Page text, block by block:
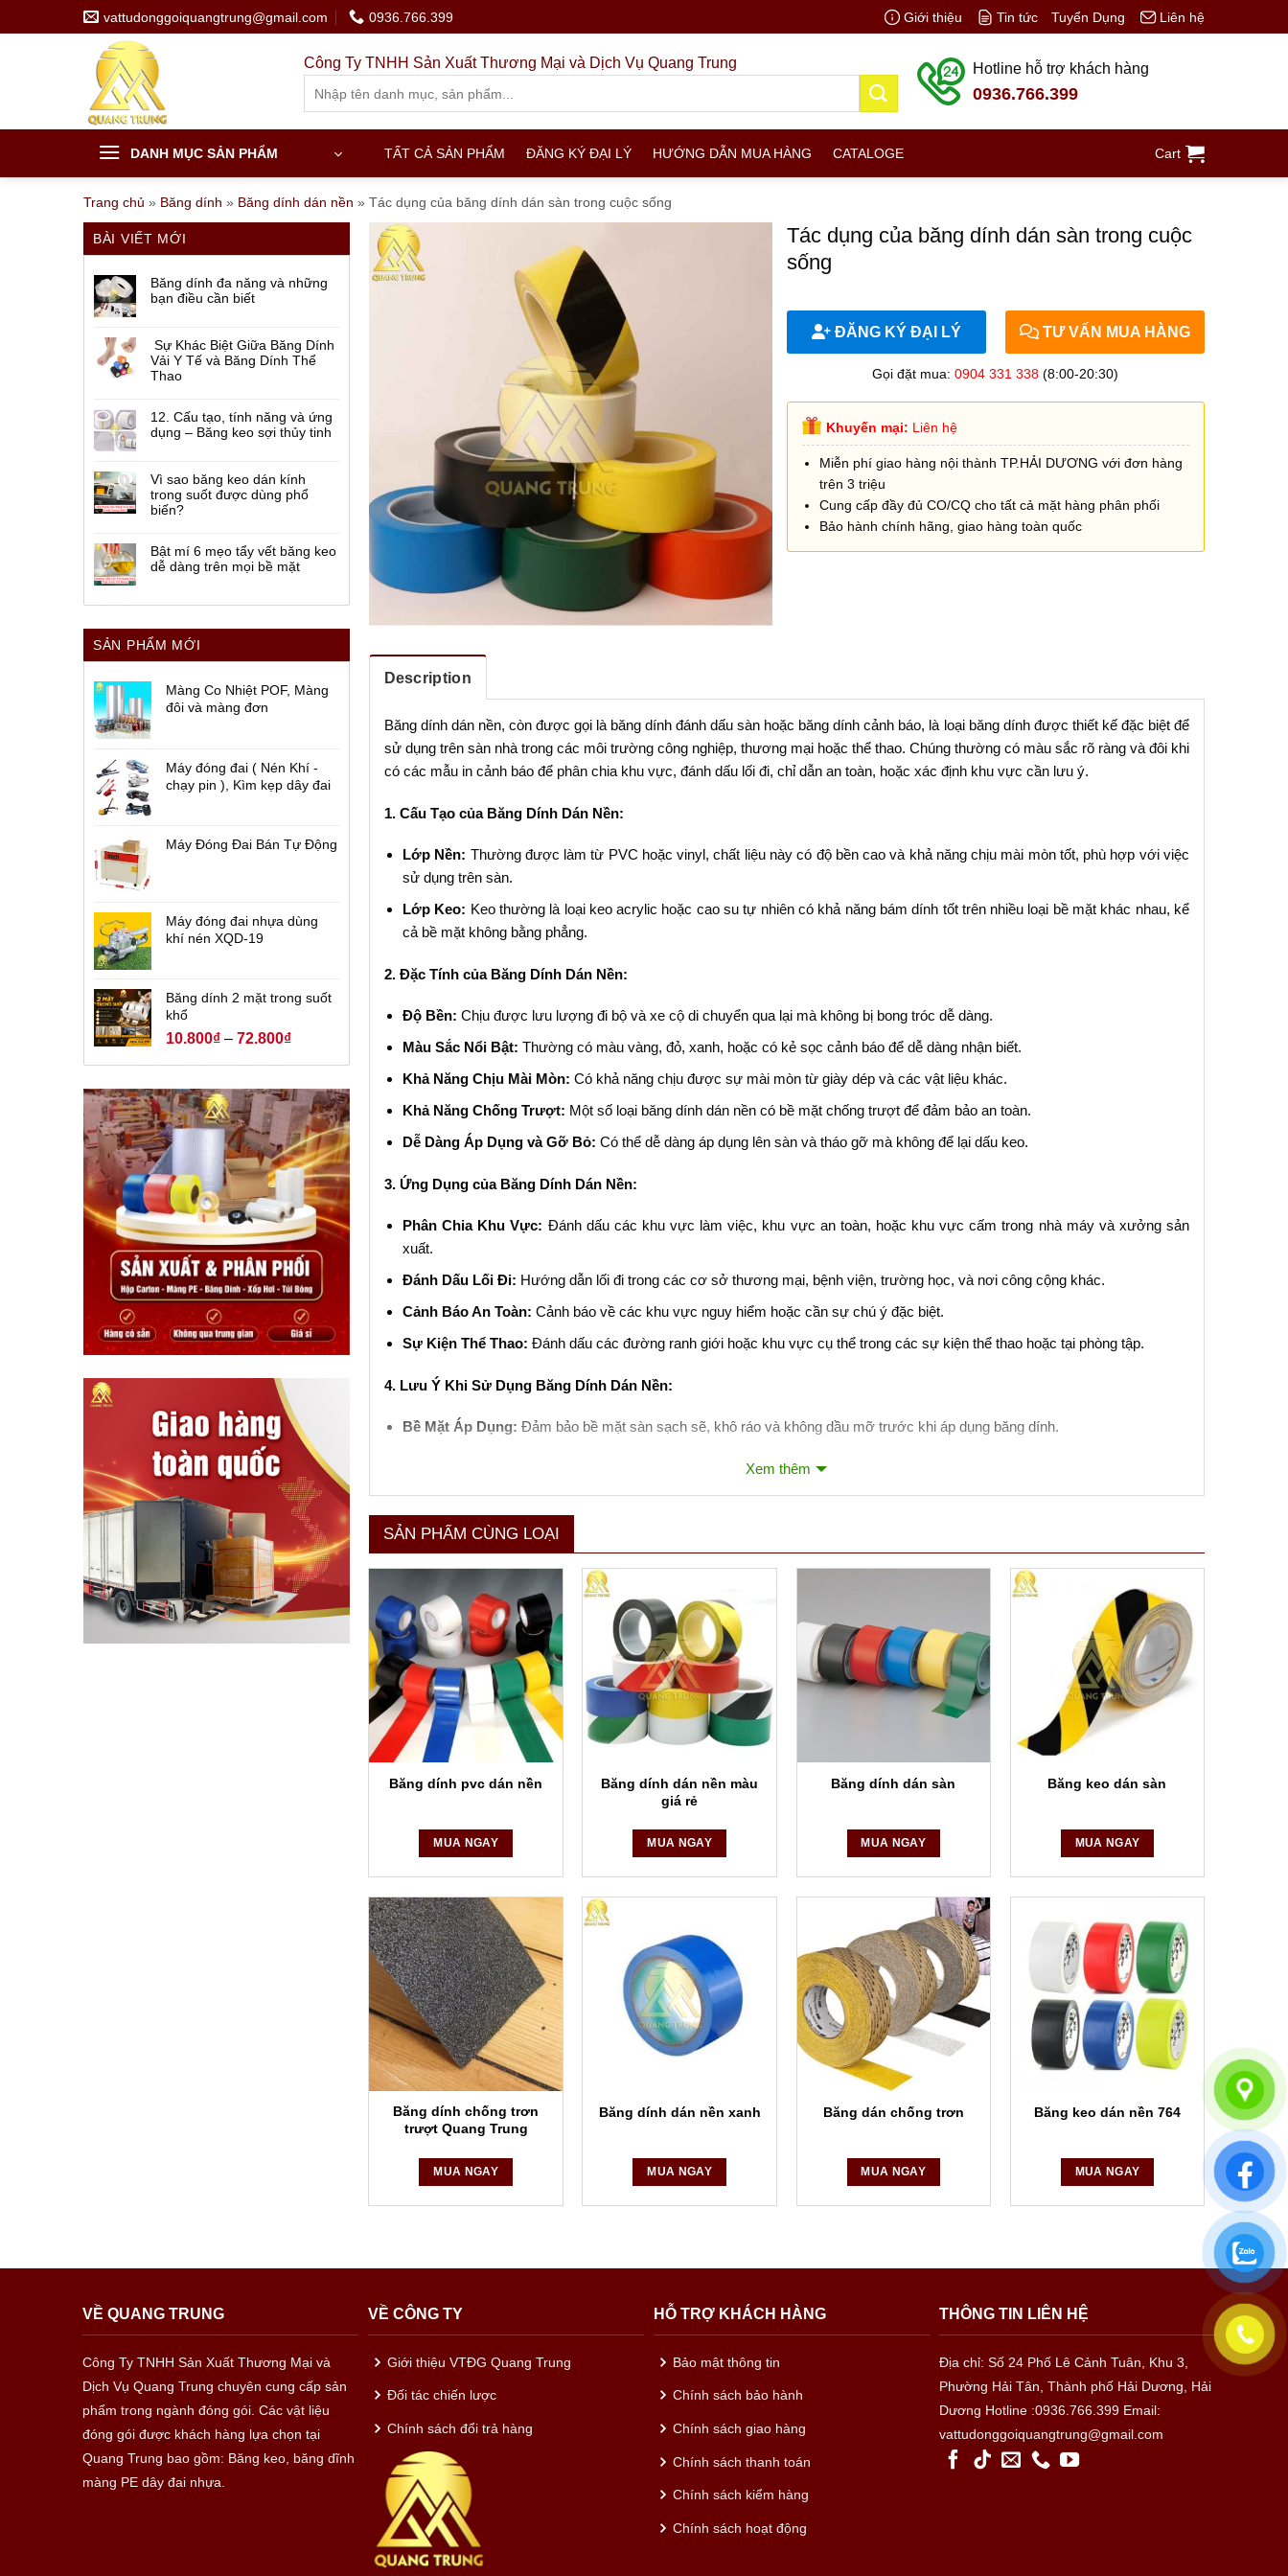
to
vattudonggoiquangtrung@gmail.com 0936.766.399 Giới thiệu Tin tức Tuyển Dụng Liên hệ
Công Ty TNHH Sản Xuất Thương Mại và Dịch Vụ Quang Trung Hotline hỗ trợ khách hàng
0936.766.399
DANH MỤC SẢN PHẨM TẤT CẢ SẢN PHẨM ĐĂNG KÝ ĐẠI LÝ HƯỚNG DẪN MUA HÀNG CATALOGE Cart
Trang chủ » Băng dính » Băng dính dán nền » Tác dụng của băng dính dán sàn trong cuộc sống
BÀI VIẾT MỚI
Băng dính đa năng và những
bạn điều cần biết
Sự Khác Biệt Giữa Băng Dính
Vải Y Tế và Băng Dính Thể
Thao
12. Cấu tạo, tính năng và ứng
dụng – Băng keo sợi thủy tinh
Vì sao băng keo dán kính
trong suốt được dùng phổ
biến?
Bật mí 6 mẹo tẩy vết băng keo
dễ dàng trên mọi bề mặt
SẢN PHẨM MỚI
Màng Co Nhiệt POF, Màng
đôi và màng đơn
Máy đóng đai ( Nén Khí -
chạy pin ), Kìm kẹp dây đai
Máy Đóng Đai Bán Tự Động
Máy đóng đai nhựa dùng
khí nén XQD-19
Băng dính 2 mặt trong suốt
khổ
10.800₫ – 72.800₫
Tác dụng của băng dính dán sàn trong cuộc
sống
ĐĂNG KÝ ĐẠI LÝ TƯ VẤN MUA HÀNG
Gọi đặt mua:0904 331 338 (8:00-20:30)
Khuyến mại: Liên hệ
Miễn phí giao hàng nội thành TP.HẢI DƯƠNG với đơn hàng
trên 3 triệu
Cung cấp đầy đủ CO/CQ cho tất cả mặt hàng phân phối
Bảo hành chính hãng, giao hàng toàn quốc
Description
Băng dính dán nền, còn được gọi là băng dính đánh dấu sàn hoặc băng dính cảnh báo, là loại băng dính được thiết kế đặc biệt để
sử dụng trên sàn nhà trong các môi trường công nghiệp, thương mại hoặc thể thao. Chúng thường có màu sắc rõ ràng và đôi khi
có các mẫu in cảnh báo để phân chia khu vực, đánh dấu lối đi, chỉ dẫn an toàn, hoặc xác định khu vực cần lưu ý.
1. Cấu Tạo của Băng Dính Dán Nền:
Lớp Nền: Thường được làm từ PVC hoặc vinyl, chất liệu này có độ bền cao và khả năng chịu mài mòn tốt, phù hợp với việc
sử dụng trên sàn.
Lớp Keo: Keo thường là loại keo acrylic hoặc cao su tự nhiên có khả năng bám dính tốt trên nhiều loại bề mặt khác nhau, kể
cả bề mặt không bằng phẳng.
2. Đặc Tính của Băng Dính Dán Nền:
Độ Bền: Chịu được lưu lượng đi bộ và xe cộ di chuyển qua lại mà không bị bong tróc dễ dàng.
Màu Sắc Nổi Bật: Thường có màu vàng, đỏ, xanh, hoặc có kẻ sọc cảnh báo để dễ dàng nhận biết.
Khả Năng Chịu Mài Mòn: Có khả năng chịu được sự mài mòn từ giày dép và các vật liệu khác.
Khả Năng Chống Trượt: Một số loại băng dính dán nền có bề mặt chống trượt để đảm bảo an toàn.
Dễ Dàng Áp Dụng và Gỡ Bỏ: Có thể dễ dàng áp dụng lên sàn và tháo gỡ mà không để lại dấu keo.
3. Ứng Dụng của Băng Dính Dán Nền:
Phân Chia Khu Vực: Đánh dấu các khu vực làm việc, khu vực an toàn, hoặc khu vực cấm trong nhà máy và xưởng sản
xuất.
Đánh Dấu Lối Đi: Hướng dẫn lối đi trong các cơ sở thương mại, bệnh viện, trường học, và nơi công cộng khác.
Cảnh Báo An Toàn: Cảnh báo về các khu vực nguy hiểm hoặc cần sự chú ý đặc biệt.
Sự Kiện Thể Thao: Đánh dấu các đường ranh giới hoặc khu vực cụ thể trong các sự kiện thể thao hoặc tại phòng tập.
4. Lưu Ý Khi Sử Dụng Băng Dính Dán Nền:
Bề Mặt Áp Dụng: Đảm bảo bề mặt sàn sạch sẽ, khô ráo và không dầu mỡ trước khi áp dụng băng dính.
Thay Thế Định Kỳ:Kiểm tra và thay thế băng dính định kỳ để đảm bảo tính năng và độ rõ ràng của dấu hiệu.
Băng dính dán nền là một công cụ hữu ích trong việc duy trì trật tự và an toàn tại nơi làm việc, đồng thời cung cấp một giải pháp
linh hoạt và dễ dàng triển khai cho việc quản lý không gian.
Xem thêm
SẢN PHẨM CÙNG LOẠI
Băng dính pvc dán nền
MUA NGAY
Băng dính dán nền màu
giá rẻ
MUA NGAY
Băng dính dán sàn
MUA NGAY
Băng keo dán sàn
MUA NGAY
Băng dính chống trơn
trượt Quang Trung
MUA NGAY
Băng dính dán nền xanh
MUA NGAY
Băng dán chống trơn
MUA NGAY
Băng keo dán nền 764
MUA NGAY
VỀ QUANG TRUNG
Công Ty TNHH Sản Xuất Thương Mại và
Dịch Vụ Quang Trung chuyên cung cấp sản
phẩm trong ngành đóng gói. Các vật liệu
đóng gói được khách hàng lựa chọn tại
Quang Trung bao gồm: Băng keo, băng dĩnh
màng PE dây đai nhựa.
VỀ CÔNG TY
Giới thiệu VTĐG Quang Trung
Đối tác chiến lược
Chính sách đổi trả hàng
HỖ TRỢ KHÁCH HÀNG
Bảo mật thông tin
Chính sách bảo hành
Chính sách giao hàng
Chính sách thanh toán
Chính sách kiểm hàng
Chính sách hoạt động
THÔNG TIN LIÊN HỆ
Địa chỉ: Số 24 Phố Lê Cảnh Tuân, Khu 3,
Phường Hải Tân, Thành phố Hải Dương, Hải
Dương Hotline :0936.766.399 Email:
vattudonggoiquangtrung@gmail.com